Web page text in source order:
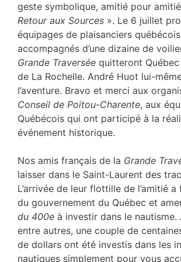
geste symbolique, amitié pour
Retour aux Sources ». Le 6 juillet
équipages de plaisanciers québécois
accompagnés d’une dizaine de
Grande Traversée quitteront
de La Rochelle. André Huot lui-
l’aventure. Bravo et merci aux
Conseil de Poitou-Charente, aux
Québécois qui ont participé à la
événement historique.
Nos amis français de la Grande
laisser dans le Saint-Laurent des
L’arrivée de leur flottille de l’amitié
du gouvernement du Québec et
du 400e à investir dans le nautisme.
entre autres, une couple de
de dollars ont été investis dans les
nautiques simplement pour vous